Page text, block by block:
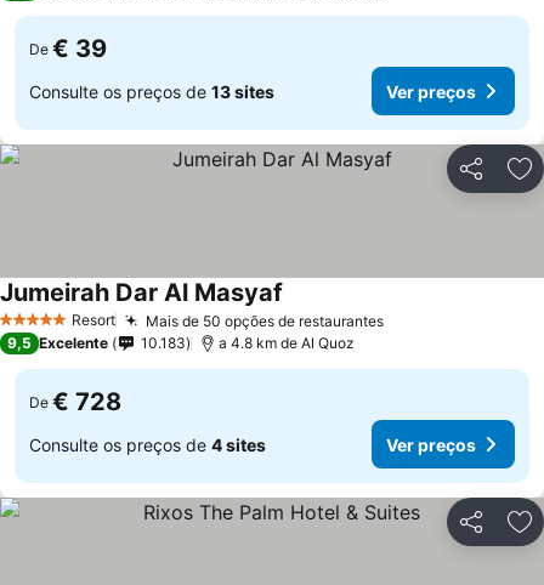
De € 39
Consulte os preços de 13 sites Ver preços
Partilhar
5 Estrelas Resort Mais de 50 opções de restaurantesVer preços
Jumeirah Dar Al Masyaf
9,5 Excelente 10.183 a 4.8 km de Al Quoz
De € 728
Consulte os preços de 4 sites Ver preços
Partilhar